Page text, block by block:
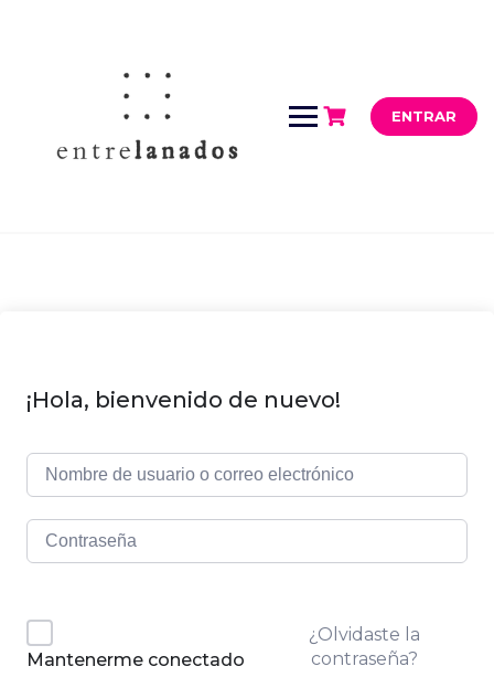
ENTRAR
¡Hola, bienvenido de nuevo!
Mantenerme conectado
¿Olvidaste la
contraseña?